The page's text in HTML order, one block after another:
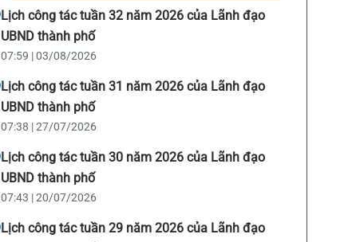
Lịch công tác tuần 32 năm 2026 của Lãnh đạo
UBND thành phố
07:59 | 03/08/2026
Lịch công tác tuần 31 năm 2026 của Lãnh đạo
UBND thành phố
07:38 | 27/07/2026
Lịch công tác tuần 30 năm 2026 của Lãnh đạo
UBND thành phố
07:43 | 20/07/2026
Lịch công tác tuần 29 năm 2026 của Lãnh đạo